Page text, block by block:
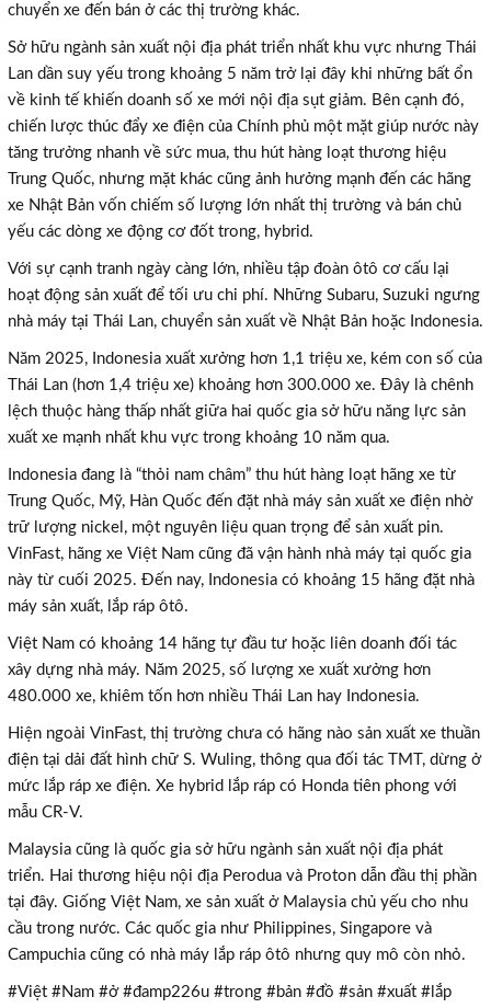
chuyển xe đến bán ở các thị trường khác.
Sở hữu ngành sản xuất nội địa phát triển nhất khu vực nhưng Thái
Lan dần suy yếu trong khoảng 5 năm trở lại đây khi những bất ổn
về kinh tế khiến doanh số xe mới nội địa sụt giảm. Bên cạnh đó,
chiến lược thúc đẩy xe điện của Chính phủ một mặt giúp nước này
tăng trưởng nhanh về sức mua, thu hút hàng loạt thương hiệu
Trung Quốc, nhưng mặt khác cũng ảnh hưởng mạnh đến các hãng
xe Nhật Bản vốn chiếm số lượng lớn nhất thị trường và bán chủ
yếu các dòng xe động cơ đốt trong, hybrid.
Với sự cạnh tranh ngày càng lớn, nhiều tập đoàn ôtô cơ cấu lại
hoạt động sản xuất để tối ưu chi phí. Những Subaru, Suzuki ngưng
nhà máy tại Thái Lan, chuyển sản xuất về Nhật Bản hoặc Indonesia.
Năm 2025, Indonesia xuất xưởng hơn 1,1 triệu xe, kém con số của
Thái Lan (hơn 1,4 triệu xe) khoảng hơn 300.000 xe. Đây là chênh
lệch thuộc hàng thấp nhất giữa hai quốc gia sở hữu năng lực sản
xuất xe mạnh nhất khu vực trong khoảng 10 năm qua.
Indonesia đang là “thỏi nam châm” thu hút hàng loạt hãng xe từ
Trung Quốc, Mỹ, Hàn Quốc đến đặt nhà máy sản xuất xe điện nhờ
trữ lượng nickel, một nguyên liệu quan trọng để sản xuất pin.
VinFast, hãng xe Việt Nam cũng đã vận hành nhà máy tại quốc gia
này từ cuối 2025. Đến nay, Indonesia có khoảng 15 hãng đặt nhà
máy sản xuất, lắp ráp ôtô.
Việt Nam có khoảng 14 hãng tự đầu tư hoặc liên doanh đối tác
xây dựng nhà máy. Năm 2025, số lượng xe xuất xưởng hơn
480.000 xe, khiêm tốn hơn nhiều Thái Lan hay Indonesia.
Hiện ngoài VinFast, thị trường chưa có hãng nào sản xuất xe thuần
điện tại dải đất hình chữ S. Wuling, thông qua đối tác TMT, dừng ở
mức lắp ráp xe điện. Xe hybrid lắp ráp có Honda tiên phong với
mẫu CR-V.
Malaysia cũng là quốc gia sở hữu ngành sản xuất nội địa phát
triển. Hai thương hiệu nội địa Perodua và Proton dẫn đầu thị phần
tại đây. Giống Việt Nam, xe sản xuất ở Malaysia chủ yếu cho nhu
cầu trong nước. Các quốc gia như Philippines, Singapore và
Campuchia cũng có nhà máy lắp ráp ôtô nhưng quy mô còn nhỏ.
#Việt #Nam #ở #đamp226u #trong #bản #đồ #sản #xuất #lắp